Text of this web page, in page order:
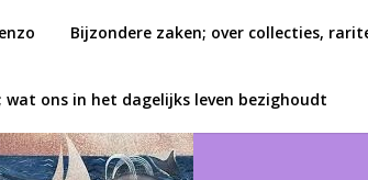
Bijzondere zaken; over collecties,
wat ons in het dagelijks leven bezighoudt